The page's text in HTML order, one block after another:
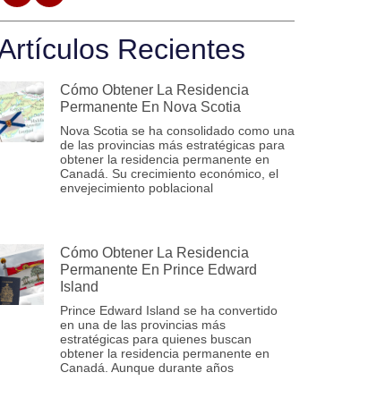
Recientes
Cómo Obtener La Residencia
Permanente En Nova Scotia
Nova Scotia se ha consolidado como una
de las provincias más estratégicas para
obtener la residencia permanente en
Canadá. Su crecimiento económico, el
envejecimiento poblacional
Cómo Obtener La Residencia
Permanente En Prince Edward
Island
Prince Edward Island se ha convertido
en una de las provincias más
estratégicas para quienes buscan
obtener la residencia permanente en
Canadá. Aunque durante años